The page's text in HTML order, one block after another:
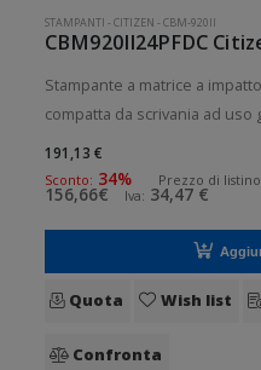
STAMPANTI -CITIZEN -CBM-920II
Stampante a matrice a impatto
compatta da scrivania ad uso
impatto. Velocit di stampa: 2 lps Risoluzione di stampa: 24
colonne Supporto di stampa: Ricevute Connettivit: Parallela
Dotazi
191,13 €
Sconto: 34% Prezzo di
156,66€ Iva: 34,47 €
Quota Wish list
Confronta